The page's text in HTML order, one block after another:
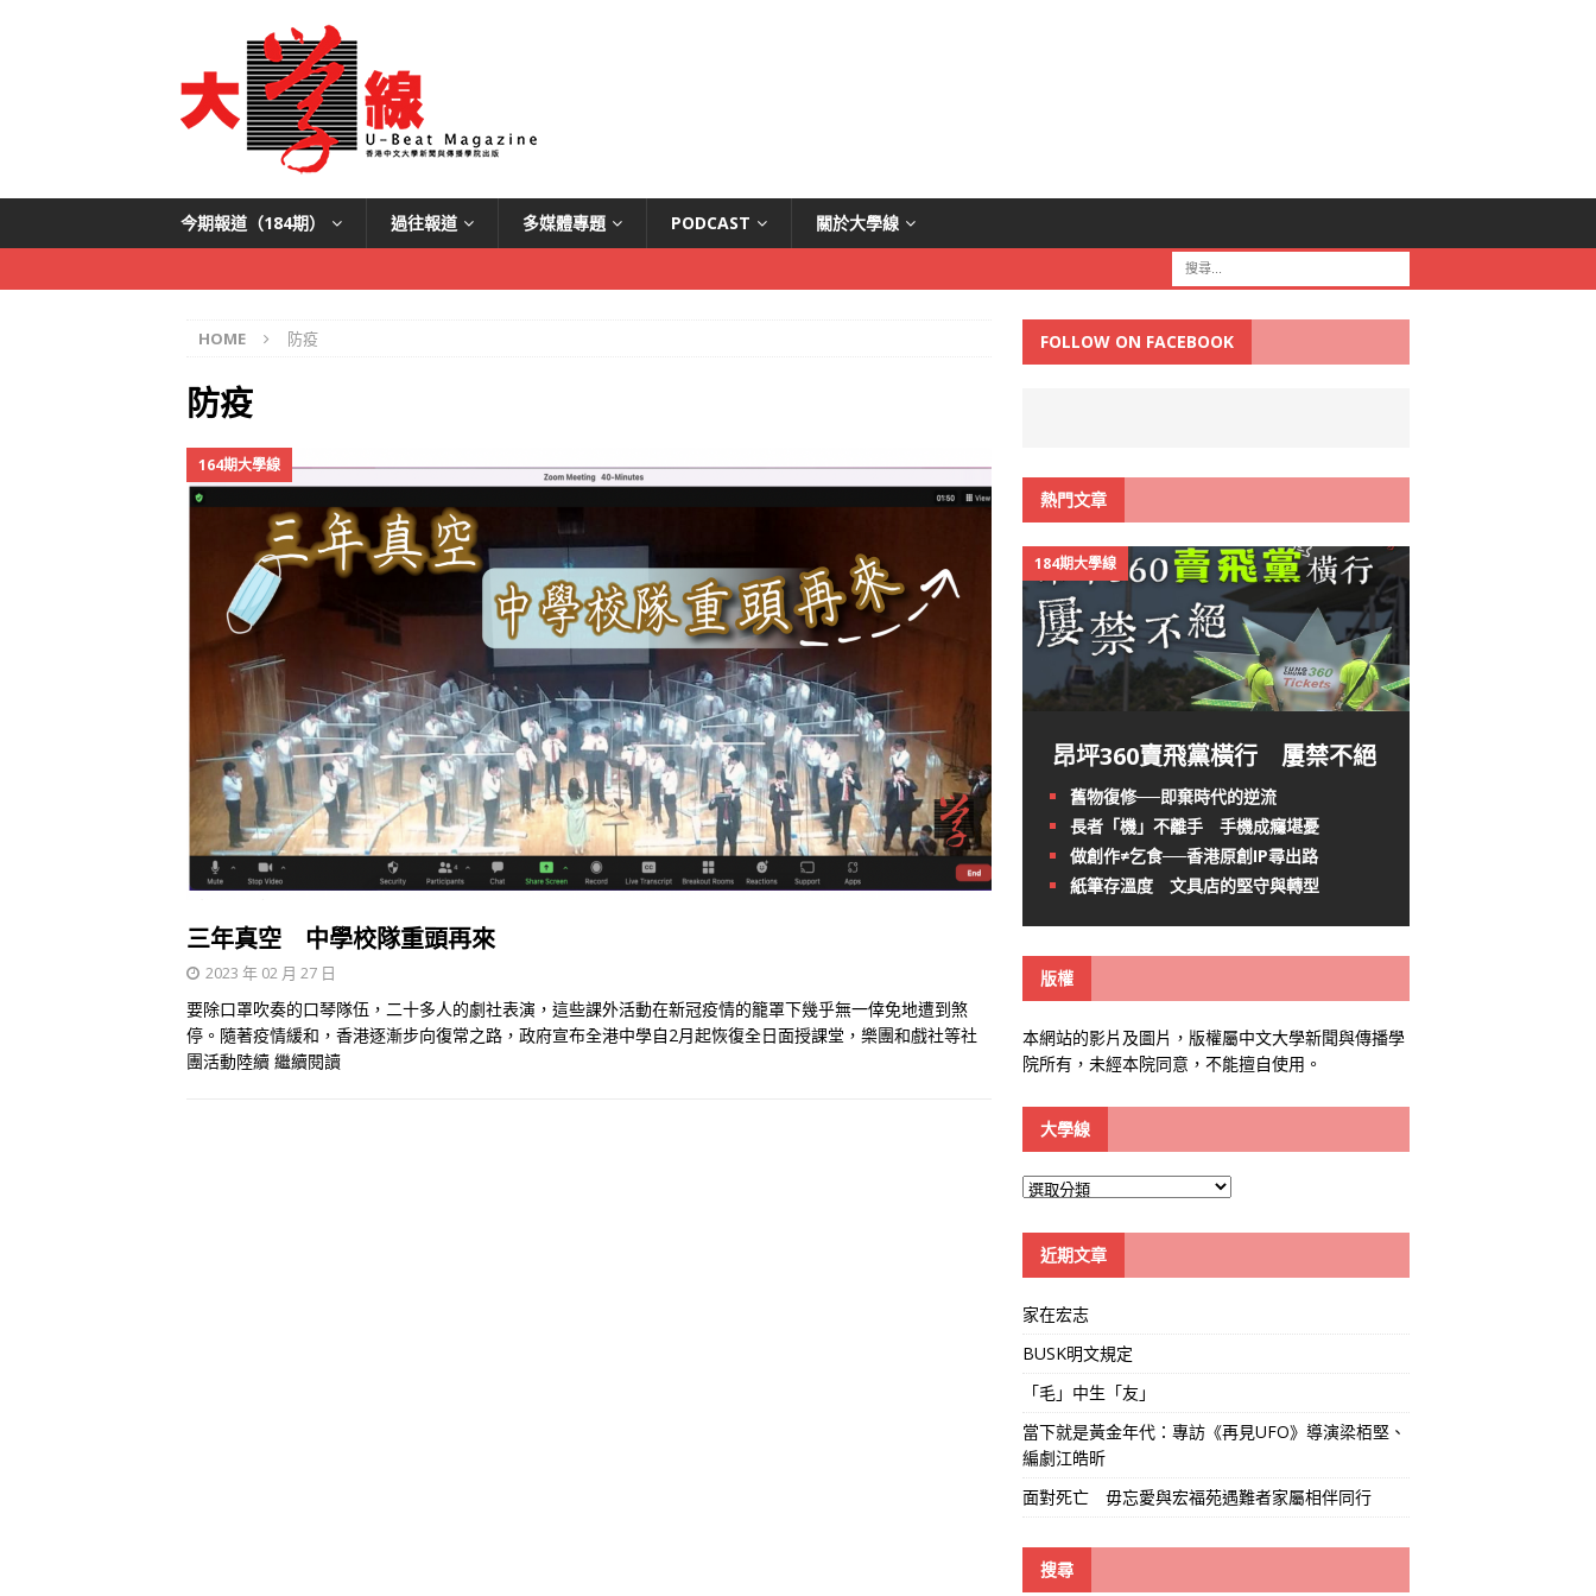
今期報道（184期） 過往報道 多媒體專題 PODCAST 關於大學線
HOME 防疫
防疫
164期大學線
三年真空 中學校隊重頭再來
2023 年 02 月 27 日
要除口罩吹奏的口琴隊伍，二十多人的劇社表演，這些課外活動在新冠疫情的籠罩下幾乎無一倖免地遭到煞
停。隨著疫情緩和，香港逐漸步向復常之路，政府宣布全港中學自2月起恢復全日面授課堂，樂團和戲社等社
團活動陸續 繼續閱讀
FOLLOW ON FACEBOOK
熱門文章
184期大學線
昂坪360賣飛黨橫行 屢禁不絕
舊物復修──即棄時代的逆流
長者「機」不離手 手機成癮堪憂
做創作≠乞食──香港原創IP尋出路
紙筆存溫度 文具店的堅守與轉型
版權
本網站的影片及圖片，版權屬中文大學新聞與傳播學
院所有，未經本院同意，不能擅自使用。
大學線
大
線
近期文章
家在宏志
BUSK明文規定
「毛」中生「友」
當下就是黃金年代：專訪《再見UFO》導演梁栢堅、
編劇江皓昕
面對死亡 毋忘愛與宏福苑遇難者家屬相伴同行
搜尋